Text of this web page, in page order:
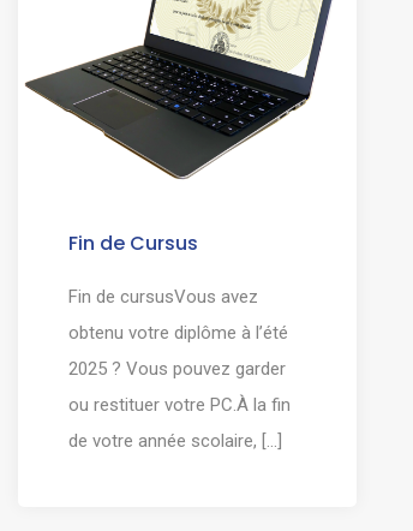
Fin de Cursus
Fin de cursusVous avez
obtenu votre diplôme à l’été
2025 ? Vous pouvez garder
ou restituer votre PC.À la fin
de votre année scolaire, [...]